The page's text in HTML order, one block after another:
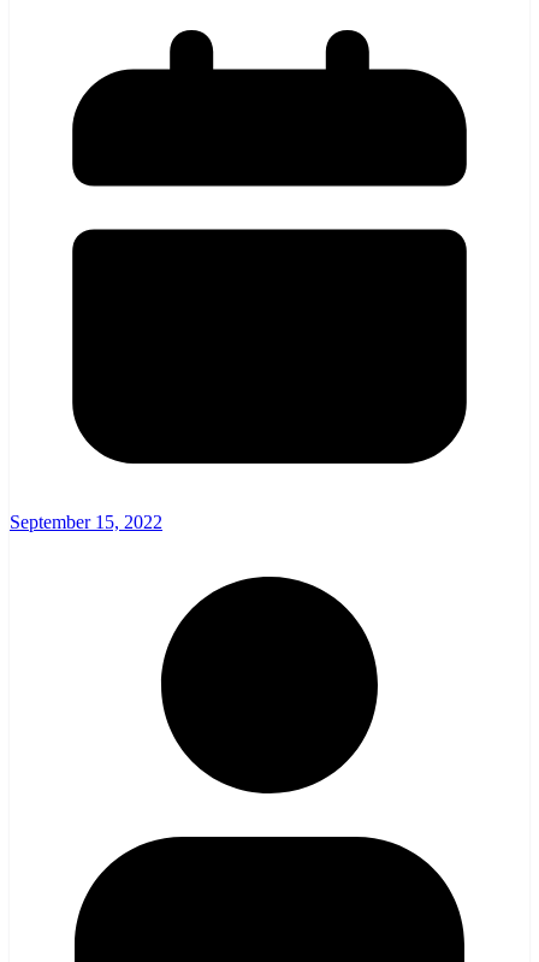
September 15, 2022